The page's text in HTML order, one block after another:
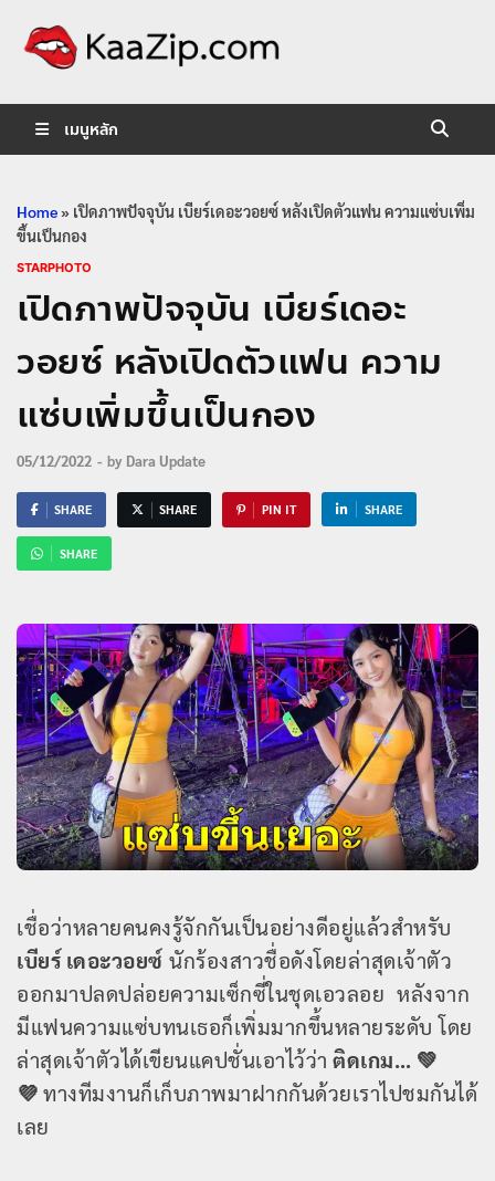
เมนูหลัก
Home» เปิดภาพปัจจุบัน เบียร์เดอะวอยซ์ หลังเปิดตัวแฟน ความแซ่บเพิ่ม
ขึ้นเป็นกอง
STARPHOTO
เปิดภาพปัจจุบัน เบียร์เดอะ
วอยซ์ หลังเปิดตัวแฟน ความ
แซ่บเพิ่มขึ้นเป็นกอง
05/12/2022 - by Dara Update
SHARE SHARE PIN IT SHARE
SHARE
เชื่อว่าหลายคนคงรู้จักกันเป็นอย่างดีอยู่แล้วสำหรับ
เบียร์ เดอะวอยซ์ นักร้องสาวชื่อดังโดยล่าสุดเจ้าตัว
ออกมาปลดปล่อยความเซ็กซี่ในชุดเอวลอย หลังจาก
มีแฟนความแซ่บทนเธอก็เพิ่มมากขึ้นหลายระดับ โดย
ล่าสุดเจ้าตัวได้เขียนแคปชั่นเอาไว้ว่า ติดเกม… 💚
💜 ทางทีมงานก็เก็บภาพมาฝากกันด้วยเราไปชมกันได้
เลย